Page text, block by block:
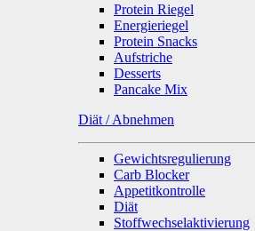
Protein Riegel
Energieriegel
Protein Snacks
Aufstriche
Desserts
Pancake Mix
Diät / Abnehmen
Gewichtsregulierung
Carb Blocker
Appetitkontrolle
Diät
Stoffwechselaktivierung